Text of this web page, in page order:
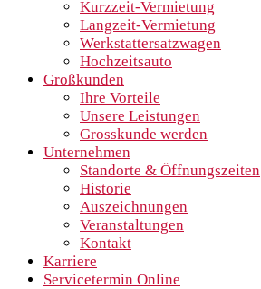
Kurzzeit-Vermietung
Langzeit-Vermietung
Werkstattersatzwagen
Hochzeitsauto
Großkunden
Ihre Vorteile
Unsere Leistungen
Grosskunde werden
Unternehmen
Standorte & Öffnungszeiten
Historie
Auszeichnungen
Veranstaltungen
Kontakt
Karriere
Servicetermin Online